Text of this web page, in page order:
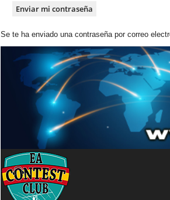
Se te ha enviado una contraseña por correo